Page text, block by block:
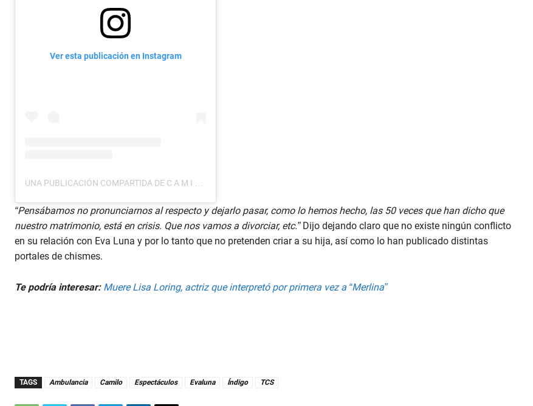
Ver esta publicación en Instagram
UNA PUBLICACIÓN COMPARTIDA DE C A M I L O (@CAMILO)
“Pensábamos no pronunciarnos al respecto y dejarlo pasar, como lo hemos hecho, las 50 veces que han dicho que
nuestro matrimonio, está en crisis. Que nos vamos a divorciar, etc.”Dijo dejando claro que no existe ningún conflicto
en su relación con Eva Luna y por lo tanto que no pretenden criar a su hija, así como lo han publicado distintas
portales de chismes.
Te podría interesar: Muere Lisa Loring, actriz que interpretó por primera vez a “Merlina”
TAGS Ambulancia Camilo Espectáculos Evaluna Índigo TCS